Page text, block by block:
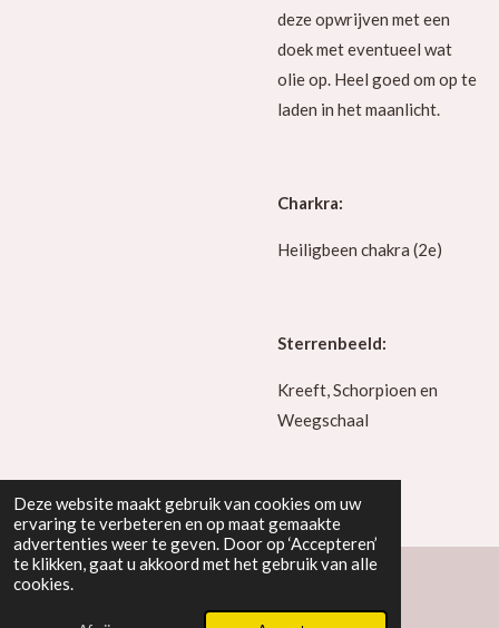
Deze website maakt gebruik van cookies om uw
ervaring te verbeteren en op maat gemaakte
advertenties weer te geven. Door op ‘Accepteren’
te klikken, gaat u akkoord met het gebruik van alle
cookies.
deze opwrijven met een
doek met eventueel wat
olie op. Heel goed om op te
laden in het maanlicht.
Charkra:
Heiligbeen chakra (2e)
Sterrenbeeld:
Kreeft, Schorpioen en
Weegschaal